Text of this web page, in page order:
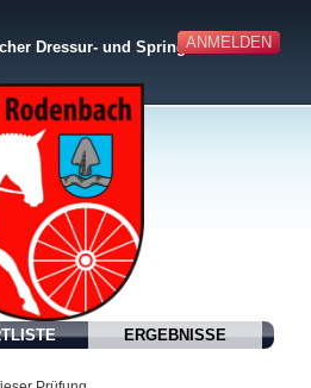
ANMELDEN
Dressur- und Springturnier
ERGEBNISSE